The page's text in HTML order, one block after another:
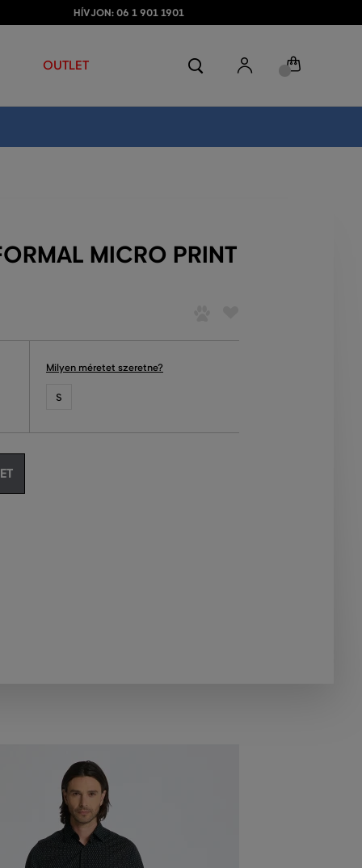
HÍVJON: 06 1 901 1901
OUTLET
MICRO PRINT
Milyen méretet szeretne?
S